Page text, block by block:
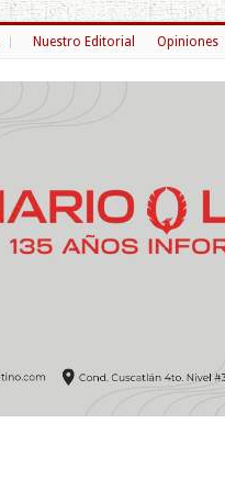
Nuestro Editorial Opiniones